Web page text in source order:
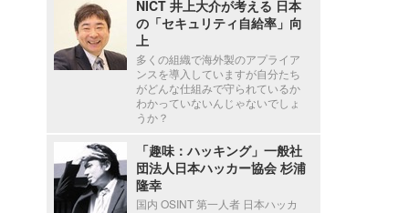
NICT 井上大介が考える 日本
の「セキュリティ自給率」向
上
多くの組織で海外製のアプライア
ンスを導入していますが自分たち
がどんな仕組みで守られているか
わかっていないんじゃないでしょ
うか？
「趣味：ハッキング」一般社
団法人日本ハッカー協会 杉浦
隆幸
国内 OSINT 第一人者 日本ハッカ